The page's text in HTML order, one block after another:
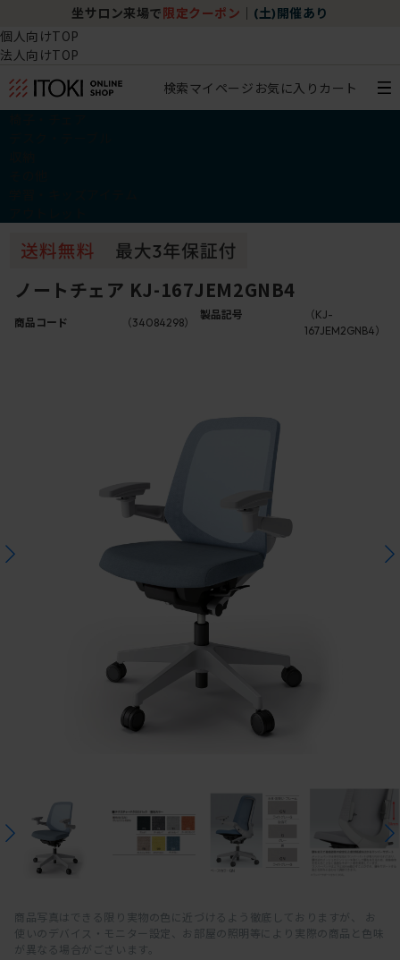
坐サロン来場で 限定クーポン (土)開催あり
個人向けTOP
法人向けTOP
検索マイページ お気に入り カート
ノートチェア KJ-167JEM2GNB4
商品コード （34084298）
製品記号
（KJ-
167JEM2GNB4）
商品写真はできる限り実物の色に近づけるよう徹底しておりますが、 お
使いのデバイス・モニター設定、お部屋の照明等により実際の商品と色味
が異なる場合がございます。